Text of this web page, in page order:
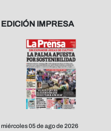
EDICIÓN IMPRESA
miércoles 05 de ago de 2026